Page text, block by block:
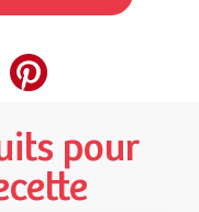
pour